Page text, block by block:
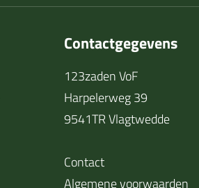
Contactgegevens
123zaden VoF
Harpelerweg 39
9541TR Vlagtwedde
Contact
Algemene voorwaarden